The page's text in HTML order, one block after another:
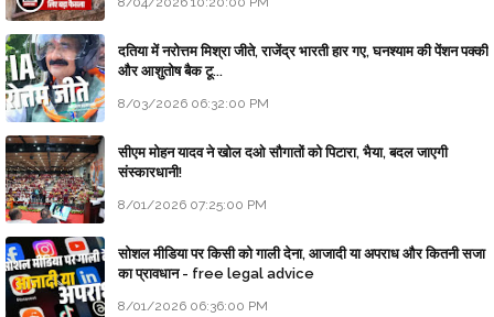
दतिया में नरोत्तम मिश्रा जीते, राजेंद्र भारती हार गए, घनश्याम की पेंशन पक्की
और आशुतोष बैक टू...
8/03/2026 06:32:00 PM
सीएम मोहन यादव ने खोल दओ सौगातों को पिटारा, भैया, बदल जाएगी
संस्कारधानी!
8/01/2026 07:25:00 PM
सोशल मीडिया पर किसी को गाली देना, आजादी या अपराध और कितनी सजा
का प्रावधान - free legal advice
8/01/2026 06:36:00 PM